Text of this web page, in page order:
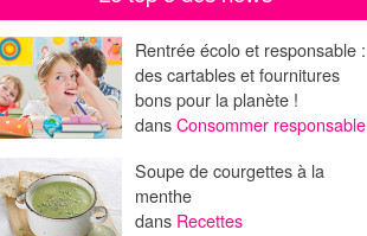
Rentrée écolo et responsable :
des cartables et fournitures
bons pour la planète !
dansConsommer responsable
Soupe de courgettes à la
menthe
dans Recettes